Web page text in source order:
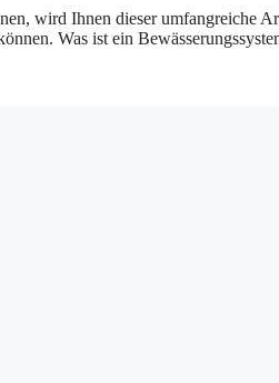
wird Ihnen dieser
Was ist ein